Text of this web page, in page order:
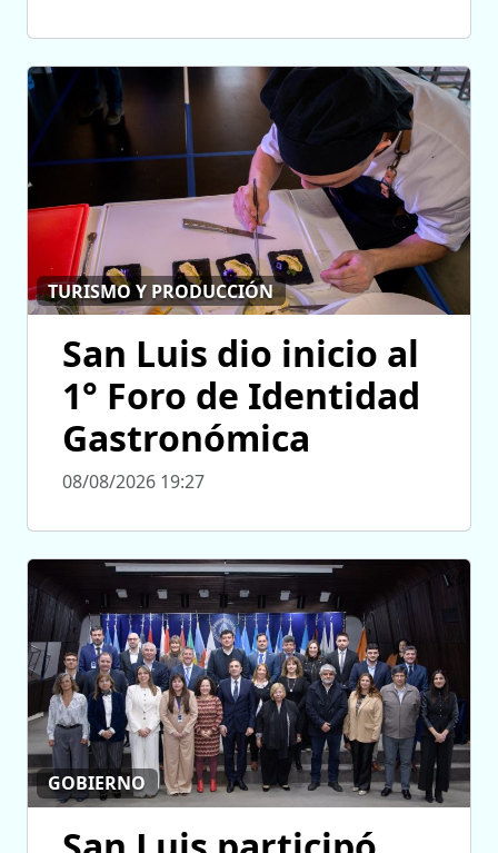
TURISMO Y PRODUCCIÓN
San Luis dio inicio al
1° Foro de Identidad
Gastronómica
08/08/2026 19:27
GOBIERNO